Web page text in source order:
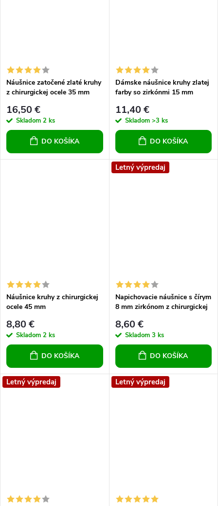
Náušnice zatočené zlaté kruhy
z chirurgickej ocele 35 mm
16,50 €
Skladom 2 ks
DO KOŠÍKA
Dámske náušnice kruhy zlatej
farby so zirkónmi 15 mm
11,40 €
Skladom >3 ks
DO KOŠÍKA
Náušnice kruhy z chirurgickej
ocele 45 mm
8,80 €
Skladom 2 ks
DO KOŠÍKA
Letný výpredaj
Napichovacie náušnice s čírym
8 mm zirkónom z chirurgickej
8,60 €
Skladom 3 ks
DO KOŠÍKA
Letný výpredaj Letný výpredaj